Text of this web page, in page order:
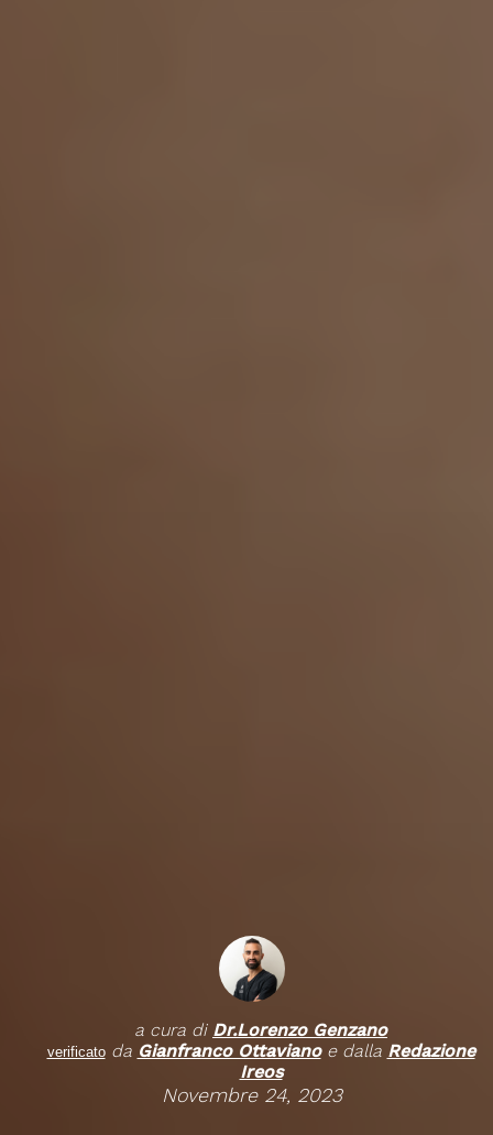
a cura di Dr.Lorenzo Genzano
verificatoda Gianfranco Ottavianoe dalla Redazione
Ireos
Novembre 24, 2023